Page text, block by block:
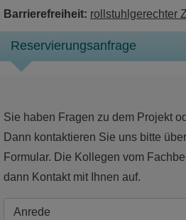
Barrierefreiheit: rollstuhlgerechter
Reservierungsanfrage
Sie haben Fragen zu dem Projekt
Dann kontaktieren Sie uns bitte
Formular. Die Kollegen vom
dann Kontakt mit Ihnen auf.